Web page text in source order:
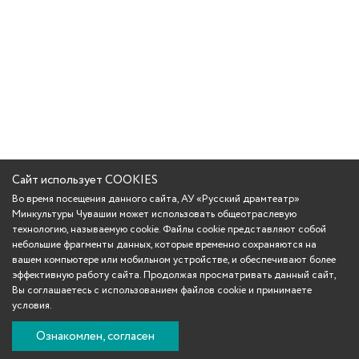
Сайт использует COOKIES
Во время посещения данного сайта, АУ «Русский драмтеатр»
Минкультуры Чувашии может использовать общеотраслевую
технологию, называемую cookie. Файлы cookie представляют собой
небольшие фрагменты данных, которые временно сохраняются на
вашем компьютере или мобильном устройстве, и обеспечивают более
эффективную работу сайта. Продолжая просматривать данный сайт,
Вы соглашаетесь с использованием файлов cookie и принимаете
условия.
Ознакомлен, согласен